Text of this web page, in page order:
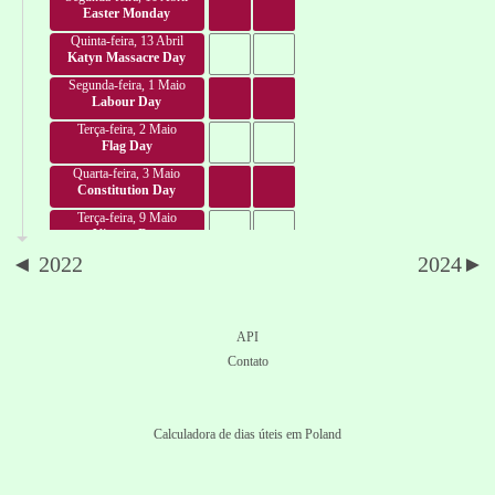
Easter Monday
Quinta-feira, 13 Abril
Katyn Massacre Day
Segunda-feira, 1 Maio
Labour Day
Terça-feira, 2 Maio
Flag Day
Quarta-feira, 3 Maio
Constitution Day
Terça-feira, 9 Maio
Victory Day
Domingo, 28 Maio
Quinta-feira, 31 Agosto
◄ 2022 2024►
API
Contato
Calculadora de dias úteis em Poland